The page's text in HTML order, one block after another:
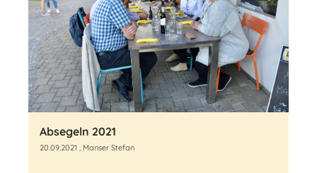
Absegeln 2021
20.09.2021 , Manser Stefan